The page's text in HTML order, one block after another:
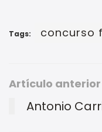
Tags: concurso
Artículo anterior
Antonio